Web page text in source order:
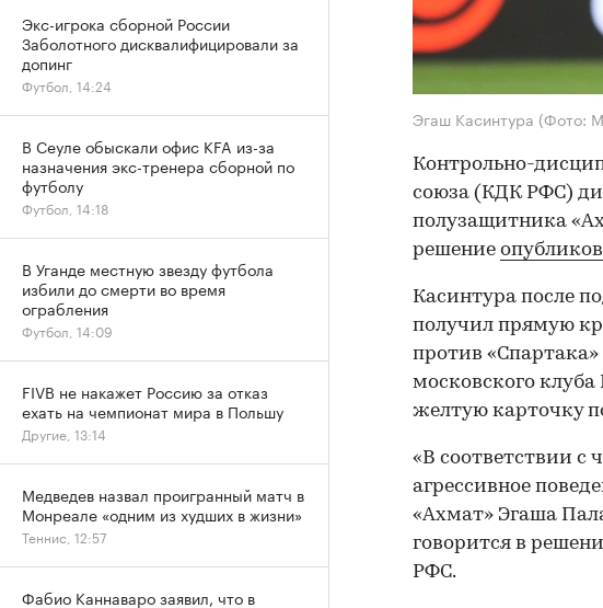
Эгаш Касинтура (Фото:
Контрольно-
союза (КДК РФС)
полузащитника
решение
Касинтура после
получил прямую
против «Спартака»
московского
желтую карточку
«В соответствии с
агрессивное
«Ахмат» Эгаша
говорится в
РФС.
Экс-игрока сборной России
Заболотного дисквалифицировали за
допинг
Футбол, 14:24
В Сеуле обыскали офис KFA из-за
назначения экс-тренера сборной по
футболу
Футбол, 14:18
В Уганде местную звезду футбола
избили до смерти во время
ограбления
Футбол, 14:09
FIVB не накажет Россию за отказ
ехать на чемпионат мира в Польшу
Другие, 13:14
Медведев назвал проигранный матч в
Монреале «одним из худших в жизни»
Теннис, 12:57
Фабио Каннаваро заявил, что в